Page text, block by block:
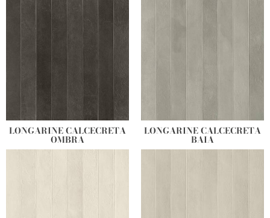
LONGARINE CALCECRETA
OMBRA
LONGARINE CALCECRETA
BAIA